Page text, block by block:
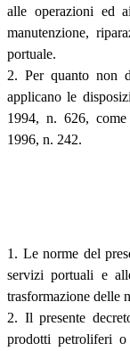
alle operazioni ed
manutenzione,
portuale.
2. Per quanto non
applicano le
1994, n. 626,
1996, n. 242.
1. Le norme del
servizi portuali e
trasformazione delle
2. Il presente
prodotti petroliferi